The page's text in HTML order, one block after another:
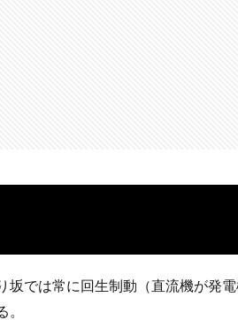
では常に回生制動（直流機が発